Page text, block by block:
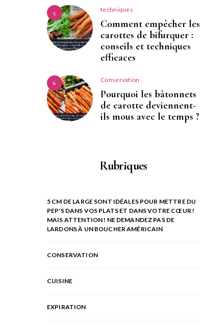
5 techniques
Comment empêcher les
carottes de bifurquer :
conseils et techniques
efficaces
6 Conservation
Pourquoi les bâtonnets
de carotte deviennent-
ils mous avec le temps ?
Rubriques
5 CM DE LARGE SONT IDÉALES POUR METTRE DU
PEP'S DANS VOS PLATS ET DANS VOTRE CŒUR !
MAIS ATTENTION ! NE DEMANDEZ PAS DE
LARDONS À UN BOUCHER AMÉRICAIN
CONSERVATION
CUISINE
EXPIRATION